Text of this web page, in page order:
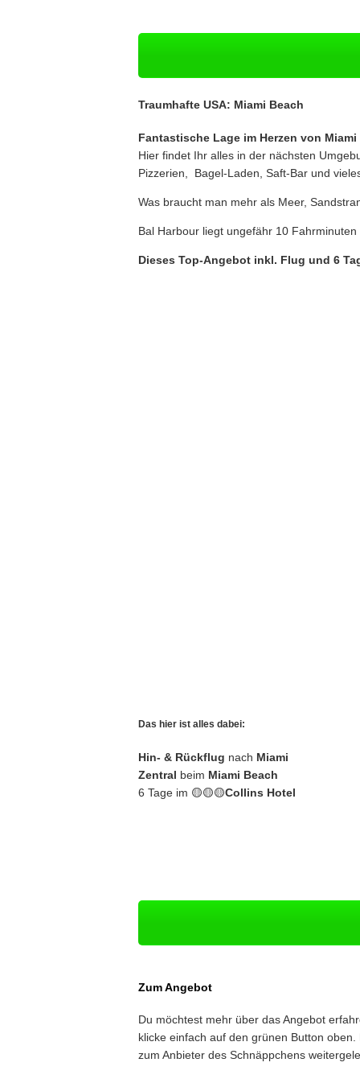
Traumhafte USA: Miami Beach
Fantastische Lage im Herzen von Miami
Hier findet Ihr alles in der nächsten
Pizzerien, Bagel-Laden, Saft-Bar und
Was braucht man mehr als Meer,
Bal Harbour liegt ungefähr 10
Dieses Top-Angebot inkl. Flug und 6
Das hier ist alles dabei:
Hin- & Rückflug nach Miami
Zentral beim Miami Beach
6 Tage im 🟡🟡🟡Collins Hotel
Zum Angebot
Du möchtest mehr über das Angebot
klicke einfach auf den grünen Button
zum Anbieter des Schnäppchens